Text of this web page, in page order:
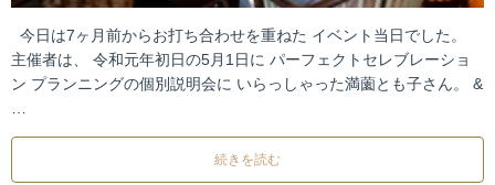
今日は7ヶ月前からお打ち合わせを重ねた イベント当日でした。
主催者は、 令和元年初日の5月1日に パーフェクトセレブレーショ
ン プランニングの個別説明会に いらっしゃった満薗とも子さん。 &
続きを読む